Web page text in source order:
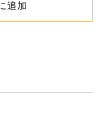
追加